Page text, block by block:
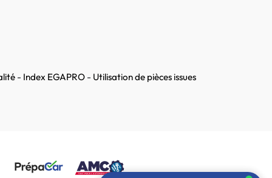
- Index EGAPRO - Utilisation de pièces issues